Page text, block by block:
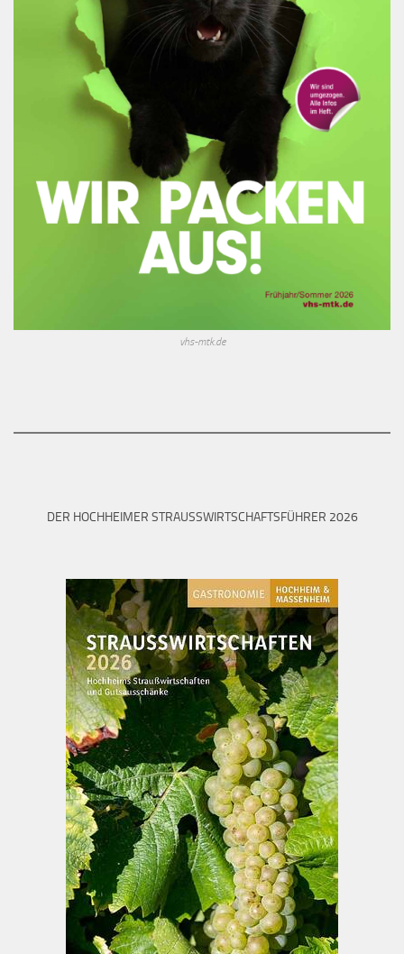
vhs-mtk.de
DER HOCHHEIMER STRAUSSWIRTSCHAFTSFÜHRER 2026